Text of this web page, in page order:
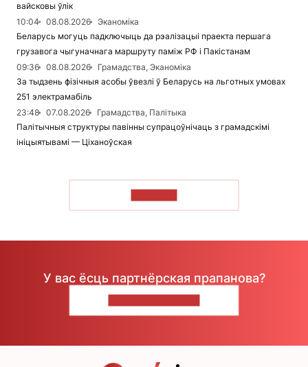
вайсковы ўлік
10:04
08.08.2026
Эканоміка
Беларусь могуць падключыць да рэалізацыі праекта першага
грузавога чыгуначнага маршруту паміж РФ і Пакістанам
09:36
08.08.2026
Грамадства, Эканоміка
За тыдзень фізічныя асобы ўвезлі ў Беларусь на льготных умовах
251 электрамабіль
23:48
07.08.2026
Грамадства, Палітыка
Палітычныя структуры павінны супрацоўнічаць з грамадскімі
ініцыятывамі — Ціханоўская
У вас ёсць партнёрская прапанова?